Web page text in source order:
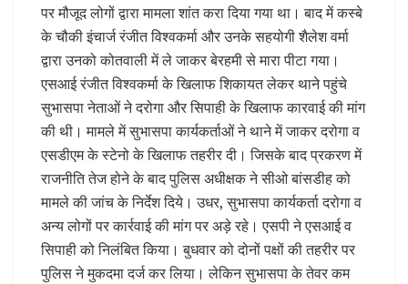
पर मौजूद लोगों द्वारा मामला शांत करा दिया गया था। बाद में कस्बे
के चौकी इंचार्ज रंजीत विश्वकर्मा और उनके सहयोगी शैलेश वर्मा
द्वारा उनको कोतवाली में ले जाकर बेरहमी से मारा पीटा गया।
एसआई रंजीत विश्वकर्मा के खिलाफ शिकायत लेकर थाने पहुंचे
सुभासपा नेताओं ने दरोगा और सिपाही के खिलाफ कारवाई की मांग
की थी। मामले में सुभासपा कार्यकर्ताओं ने थाने में जाकर दरोगा व
एसडीएम के स्टेनो के खिलाफ तहरीर दी। जिसके बाद प्रकरण में
राजनीति तेज होने के बाद पुलिस अधीक्षक ने सीओ बांसडीह को
मामले की जांच के निर्देश दिये। उधर, सुभासपा कार्यकर्ता दरोगा व
अन्य लोगों पर कार्रवाई की मांग पर अड़े रहे। एसपी ने एसआई व
सिपाही को निलंबित किया। बुधवार को दोनों पक्षों की तहरीर पर
पुलिस ने मुकदमा दर्ज कर लिया। लेकिन सुभासपा के तेवर कम